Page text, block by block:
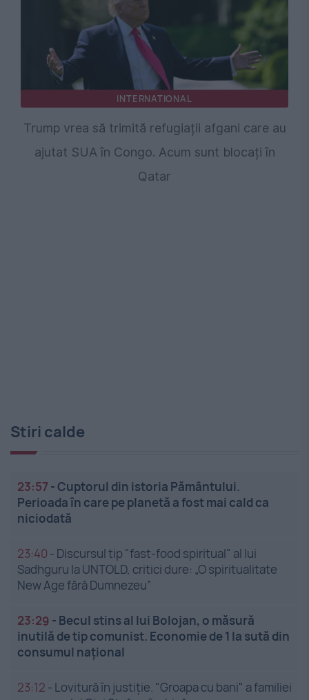
INTERNATIONAL
Trump vrea să trimită refugiații afgani care au
ajutat SUA în Congo. Acum sunt blocați în
Qatar
Stiri calde
23:57 -Cuptorul din istoria Pământului.
Perioada în care pe planetă a fost mai cald ca
niciodată
23:40 - Discursul tip "fast-food spiritual" al lui
Sadhguru la UNTOLD, critici dure: „O spiritualitate
New Age fără Dumnezeu”
23:29 - Becul stins al lui Bolojan, o măsură
inutilă de tip comunist. Economie de 1 la sută din
consumul național
23:12 - Lovitură în justiție. "Groapa cu bani" a familiei